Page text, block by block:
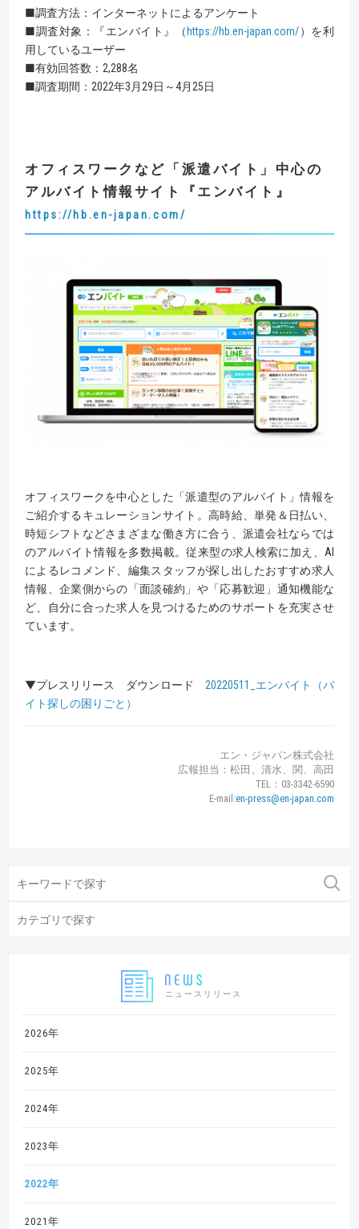
ニュースリリース
2026年
2025年
2024年
2023年
2022年
2021年
■調査方法：インターネットによるアンケート
■調査対象：『エンバイト』（ https://hb.en-japan.com/）を利
用しているユーザー
■有効回答数：2,288名
■調査期間：2022年3月29日～4月25日
オフィスワークなど「派遣バイト」中心の
アルバイト情報サイト
『 エンバイト 』
https://hb.en-japan.com/
オフィスワークを中心とした「派遣型のアルバイト」情報を
ご紹介するキュレーションサイト。高時給、単発＆日払い、
時短シフトなどさまざまな働き方に合う、派遣会社ならでは
のアルバイト情報を多数掲載。従来型の求人検索に加え、AI
によるレコメンド、編集スタッフが探し出したおすすめ求人
情報、企業側からの「面談確約」や「応募歓迎」通知機能な
ど、自分に合った求人を見つけるためのサポートを充実させ
ています。
▼プレスリリース ダウンロード 20220511_エンバイト（バ
イト探しの困りごと）
エン・ジャパン株式会社
広報担当：松田、清水、関、高田
TEL：03-3342-6590
E-mail:en-press@en-japan.com